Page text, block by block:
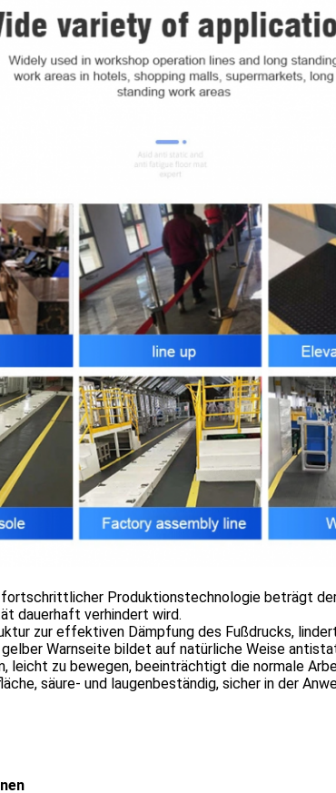
Produktionstechnologie beträgt
dauerhaft verhindert wird.
zur effektiven Dämpfung des Fußdrucks,
Warnseite bildet auf natürliche Weise
leicht zu bewegen, beeinträchtigt die normale
säure- und laugenbeständig, sicher in der